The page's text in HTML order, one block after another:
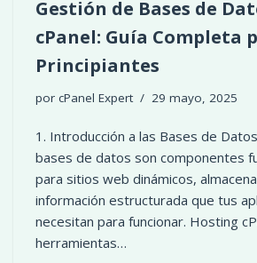
Gestión de Bases de
cPanel: Guía Completa
Principiantes
por cPanel Expert 29 mayo, 2025
1. Introducción a las Bases de
bases de datos son componentes
para sitios web dinámicos,
información estructurada que tus
necesitan para funcionar. Hosting
herramientas…